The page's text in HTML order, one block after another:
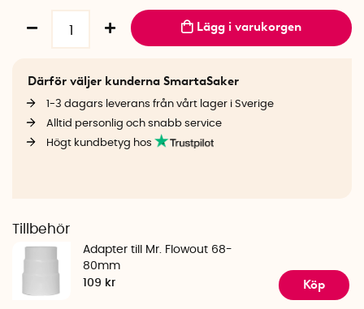
Lägg i varukorgen
Därför väljer kunderna SmartaSaker
1-3 dagars leverans från vårt lager i Sverige
Alltid personlig och snabb service
Högt kundbetyg hos
Tillbehör
Adapter till Mr. Flowout 68-
80mm
109 kr
Köp